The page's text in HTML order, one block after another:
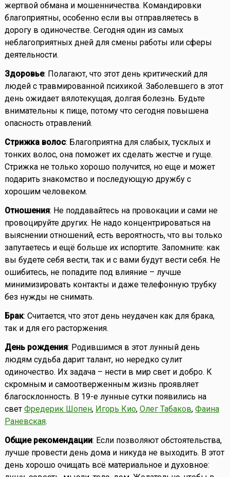
жертвой обмана и мошенничества. Командировки
благоприятны, особенно если вы отправляетесь в
дорогу в одиночестве. Сегодня один из самых
неблагоприятных дней для смены работы или сферы
деятельности.
Здоровье: Полагают, что этот день критический для
людей с травмированной психикой. Заболевшего в этот
день ожидает вялотекущая, долгая болезнь. Будьте
внимательны к пище, потому что сегодня повышена
опасность отравлений.
Стрижка волос: Благоприятна для слабых, тусклых и
тонких волос, она поможет их сделать жестче и гуще.
Стрижка не только хорошо получится, но еще и может
подарить знакомство и последующую дружбу с
хорошим человеком.
Отношения: Не поддавайтесь на провокации и сами не
провоцируйте других. Не надо концентрироваться на
выяснении отношений, есть вероятность, что вы только
запутаетесь и ещё больше их испортите. Запомните: как
вы будете себя вести, так и с вами будут вести себя. Не
ошибитесь, не попадите под влияние – лучше
минимизировать контакты и даже телефонную трубку
без нужды не снимать.
Брак: Считается, что этот день неудачен как для брака,
так и для его расторжения.
День рождения: Родившимся в этот лунный день
людям судьба дарит талант, но нередко сулит
одиночество. Их задача – нести в мир свет и добро. К
скромным и самоотверженным жизнь проявляет
благосклонность. В 19-е лунные сутки появились на
свет Фредерик Шопен, Игорь Кио, Олег Табаков, Фаина
Раневская.
Общие рекомендации: Если позволяют обстоятельства,
лучше провести день дома и никуда не выходить. В этот
день хорошо очищать всё материальное и духовное: